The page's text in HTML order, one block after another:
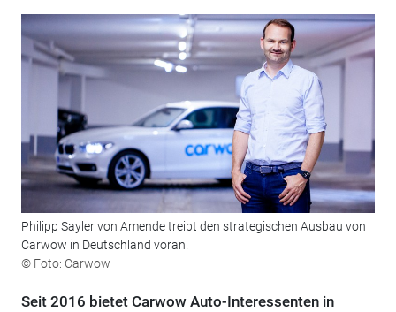
Philipp Sayler von Amende treibt den strategischen Ausbau von
Carwow in Deutschland voran.
© Foto: Carwow
Seit 2016 bietet Carwow Auto-Interessenten in